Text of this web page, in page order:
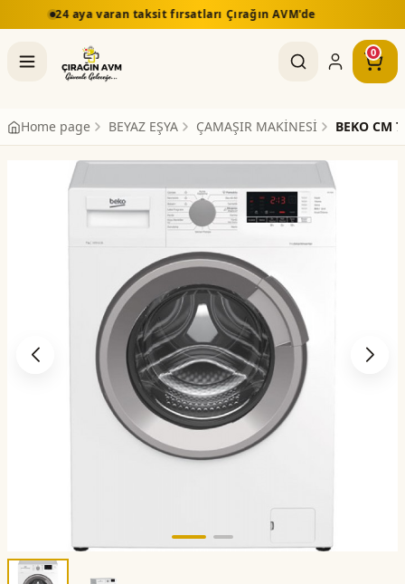
taksit fırsatları Çırağın AVM'de 5.000 TL üzeri
0
Home page BEYAZ EŞYA ÇAMAŞIR MAKİNESİ BEKO CM